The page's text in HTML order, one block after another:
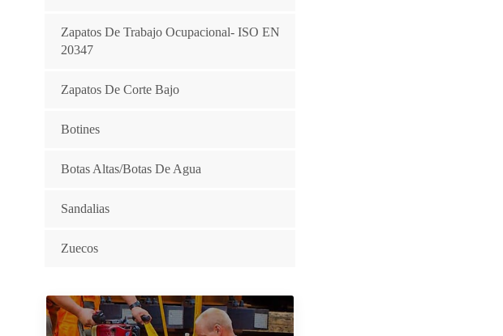
Zapatos De Trabajo Ocupacional- ISO EN
20347
Zapatos De Corte Bajo
Botines
Botas Altas/botas De Agua
Sandalias
Zuecos